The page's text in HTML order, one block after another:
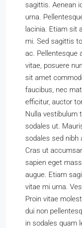
sagittis. Aenean
urna.
lacinia. Etiam sit
mi. Sed sagittis
ac. Pellentesque
vitae, posuere
sit amet
faucibus, nec
efficitur, auctor
Nulla vestibulum
sodales ut.
sodales sed nibh
Cras ut
sapien eget
augue. Etiam
vitae mi urna.
Proin vitae
dui non
in sodales quam